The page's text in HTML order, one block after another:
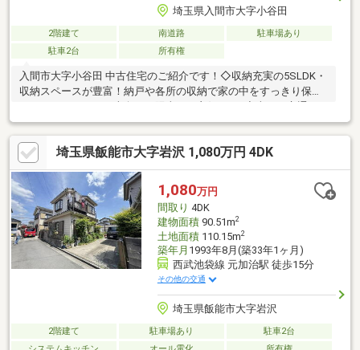
埼玉県入間市大字小谷田
2階建て 南道路
駐車場あり
駐車2台
所有権
入間市大字小谷田 中古住宅のご紹介です！◇収納充実の5SLDK・
収納スペースが豊富！納戸や各所の収納で家の中をすっきり保つ
ことができます。・南向きで陽当たり良好です♪◇車での交通ア
クセス良好県道63号線沿いで車での移動がスムーズな立地です。
広々とした前面道路で開放感があります。◇子育て世帯にもオス
スメです！東金子小学校まで徒歩約12分（約950m）東金子中学校
まで徒歩約8分（約600m）◇周辺施設ご紹介・フーズマーケット
さえき小谷田店まで徒歩約7分・ローソン・スリーエフ入間上小谷
田店まで徒歩約7分・ドラッグ・エース小谷田店まで徒歩約7分
埼玉県飯能市大字岩沢 1,080万円 4DK
1,080万円
間取り 4DK
建物面積90.51m2
土地面積110.15m2
築年月 1993年8月(築33年1ヶ月)
西武池袋線 元加治駅 徒歩15分
その他の交通
埼玉県飯能市大字岩沢
2階建て 駐車場あり
駐車2台